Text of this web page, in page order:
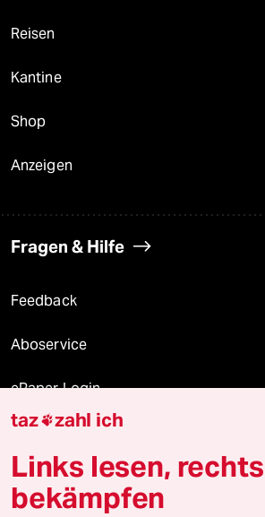
Reisen
Kantine
Shop
Anzeigen
Fragen & Hilfe
Feedback
Aboservice
ePaper Login
Downloads für Abonnierende
taz zahl ich
Links lesen, rechts
bekämpfen